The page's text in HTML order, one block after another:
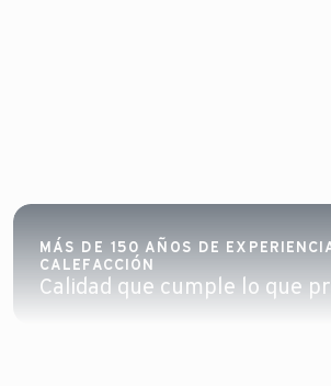
MÁS DE 150 AÑOS DE
CALEFACCIÓN
Calidad que cumple lo que